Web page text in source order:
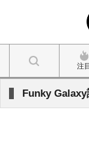
注
Funky Galaxy